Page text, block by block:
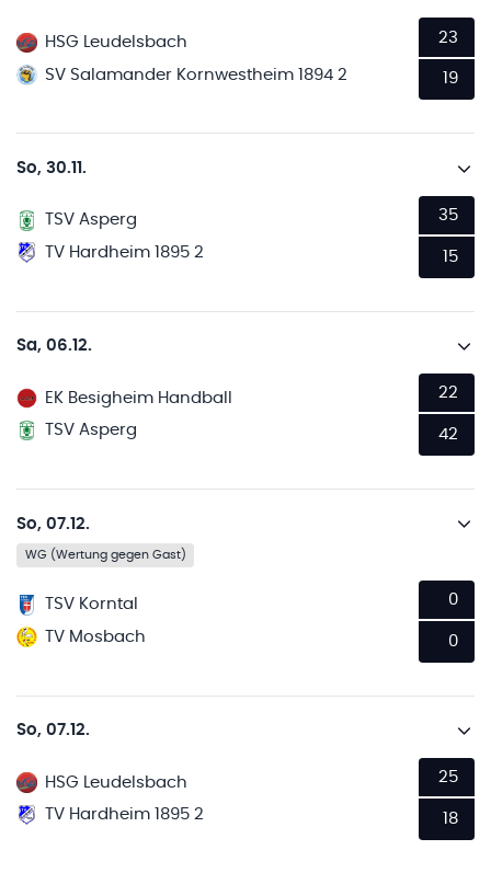
HSG Leudelsbach
SV Salamander Kornwestheim 1894 2
23
19
So, 30.11.
TSV Asperg
TV Hardheim 1895 2
35
15
Sa, 06.12.
EK Besigheim Handball
TSV Asperg
22
42
So, 07.12.
WG (Wertung gegen Gast)
TSV Korntal
TV Mosbach
0
0
So, 07.12.
HSG Leudelsbach
TV Hardheim 1895 2
25
18